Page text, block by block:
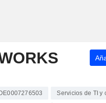
DE0007276503 Servicios de TI y